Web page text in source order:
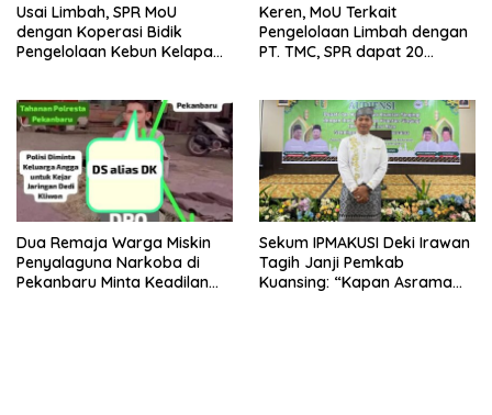
Usai Limbah, SPR MoU
dengan Koperasi Bidik
Pengelolaan Kebun Kelapa
Keren, MoU Terkait
Pengelolaan Limbah dengan
PT. TMC, SPR dapat 20
Dua Remaja Warga Miskin
Penyalaguna Narkoba di
Pekanbaru Minta Keadilan
Sekum IPMAKUSI Deki Irawan
Tagih Janji Pemkab
Kuansing: “Kapan Asrama